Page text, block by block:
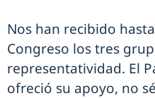
Nos han recibido
Congreso los tres
representatividad. El
ofreció su apoyo, no